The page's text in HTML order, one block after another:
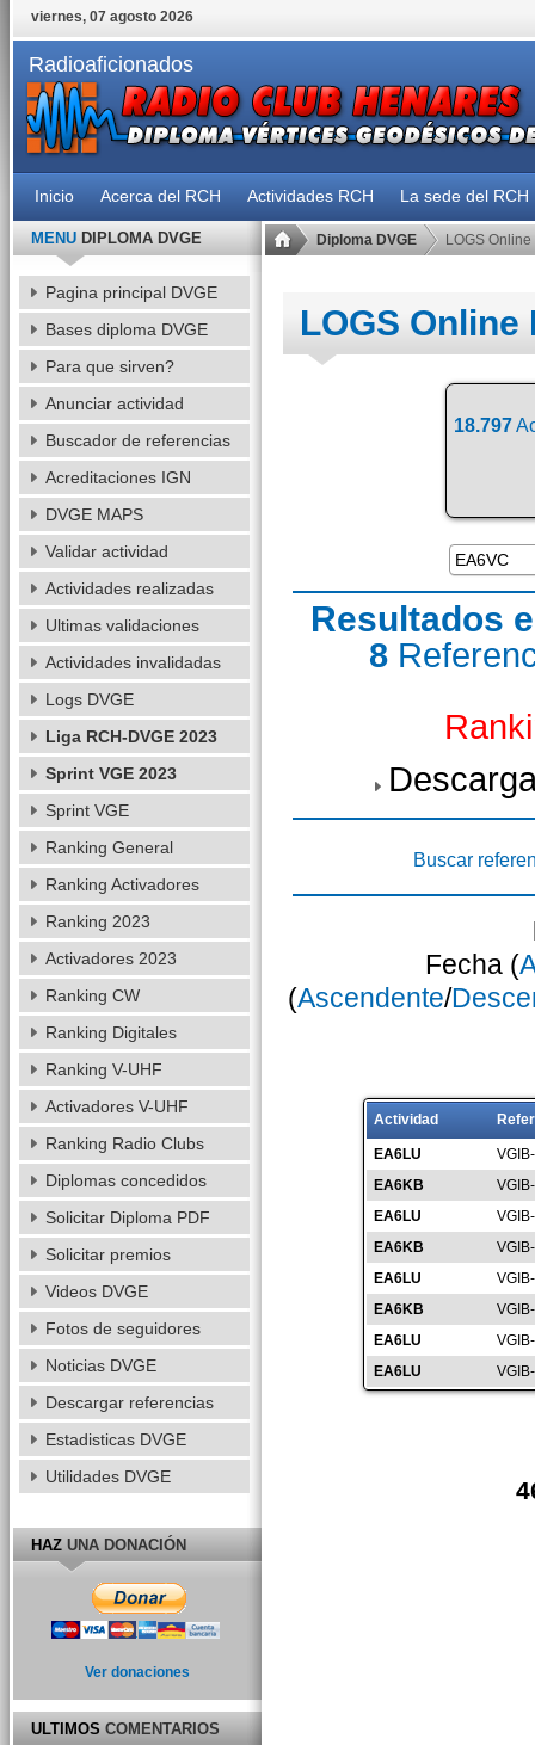
viernes, 07 agosto 2026
Radioaficionados
Inicio Acerca del RCH Actividades RCH La sede del RCH
Diploma DVGE LOGS Online
LOGS Online
18.797
Resultados
8
Buscar
Fecha (
(Ascendente/
Actividad
EA6LU
EA6KB
EA6LU
EA6KB
EA6LU
EA6KB
EA6LU
EA6LU
MENUDIPLOMA DVGE
Pagina principal DVGE
Bases diploma DVGE
Para que sirven?
Anunciar actividad
Buscador de referencias
Acreditaciones IGN
DVGE MAPS
Validar actividad
Actividades realizadas
Ultimas validaciones
Actividades invalidadas
Logs DVGE
Liga RCH-DVGE 2023
Sprint VGE 2023
Sprint VGE
Ranking General
Ranking Activadores
Ranking 2023
Activadores 2023
Ranking CW
Ranking Digitales
Ranking V-UHF
Activadores V-UHF
Ranking Radio Clubs
Diplomas concedidos
Solicitar Diploma PDF
Solicitar premios
Videos DVGE
Fotos de seguidores
Noticias DVGE
Descargar referencias
Estadisticas DVGE
Utilidades DVGE
HAZUNA DONACIÓN
Ver donaciones
ULTIMOSCOMENTARIOS